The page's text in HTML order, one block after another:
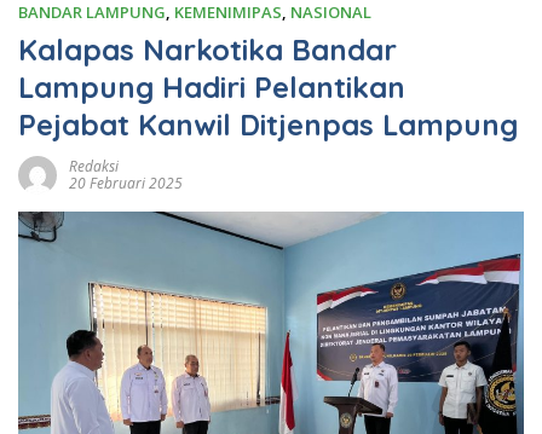
BANDAR LAMPUNG, KEMENIMIPAS, NASIONAL
Kalapas Narkotika Bandar
Lampung Hadiri Pelantikan
Pejabat Kanwil Ditjenpas Lampung
Redaksi
20 Februari 2025